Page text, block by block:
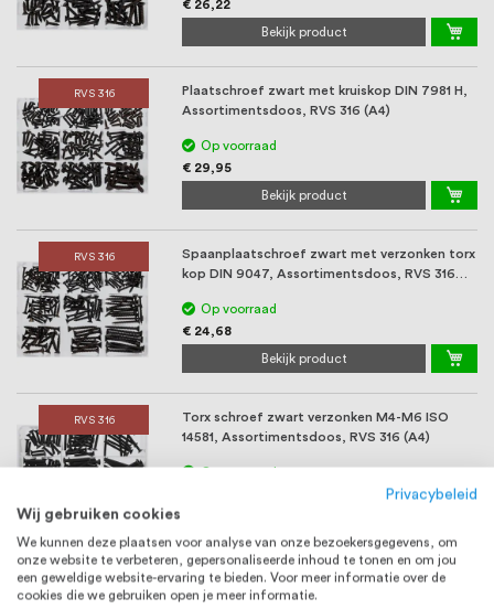
€ 26,22
Bekijk product
RVS 316
Plaatschroef zwart met kruiskop DIN 7981 H,
Assortimentsdoos, RVS 316 (A4)
Op voorraad
€ 29,95
Bekijk product
RVS 316
Spaanplaatschroef zwart met verzonken torx
kop DIN 9047, Assortimentsdoos, RVS 316
Op voorraad
€ 24,68
Bekijk product
RVS 316
Torx schroef zwart verzonken M4-M6 ISO
14581, Assortimentsdoos, RVS 316 (A4)
Op voorraad
RVS 316
Zeskantbout M4-M6 zwart met volle draad
DIN 933, Assortimentsdoos, RVS 316 (A4)
Privacybeleid
Wij gebruiken cookies
We kunnen deze plaatsen voor analyse van onze bezoekersgegevens, om
onze website te verbeteren, gepersonaliseerde inhoud te tonen en om jou
een geweldige website-ervaring te bieden. Voor meer informatie over de
cookies die we gebruiken open je meer informatie.